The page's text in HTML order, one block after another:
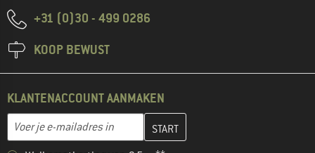
+31 (0)30 - 499 0286
KOOP BEWUST
KLANTENACCOUNT AANMAKEN
E-mailadres
Vul je e-mailadres hier in en maak in de volgende stap je